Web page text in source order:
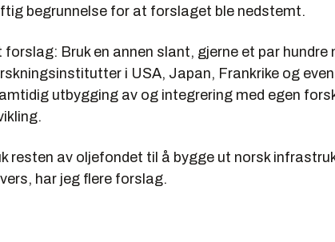
begrunnelse for at forslaget ble nedstemt.
forslag: Bruk en annen slant, gjerne et par hundre
i USA, Japan, Frankrike og
utbygging av og integrering med egen
resten av oljefondet til å bygge ut norsk
har jeg flere forslag.